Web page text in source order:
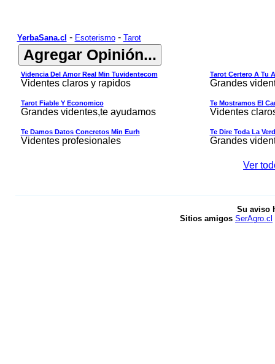
YerbaSana.cl - Esoterismo- Tarot
Videncia Del Amor Real Min Tuvidentecom
Videntes claros y rapidos
Tarot Certero A Tu
Grandes
Tarot Fiable Y Economico
Grandes videntes,te ayudamos
Te Mostramos El
Videntes
Te Damos Datos Concretos Min Eurh
Videntes profesionales
Te Dire Toda La
Grandes
Ver
Su aviso
Sitios amigos SerAgro.cl